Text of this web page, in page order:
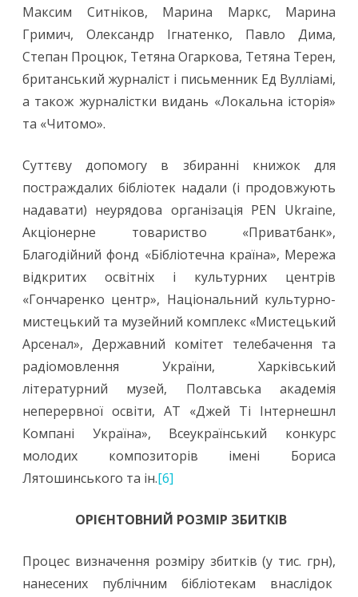
Максим Ситніков, Марина Маркс, Марина
Гримич, Олександр Ігнатенко, Павло Дима,
Степан Процюк, Тетяна Огаркова, Тетяна Терен,
британський журналіст і письменник Ед Вулліамі,
а також журналістки видань «Локальна історія»
та «Читомо».
Суттєву допомогу в збиранні книжок для
постраждалих бібліотек надали (і продовжують
надавати) неурядова організація PEN Ukraine,
Акціонерне товариство «Приватбанк»,
Благодійний фонд «Бібліотечна країна», Мережа
відкритих освітніх і культурних центрів
«Гончаренко центр», Національний культурно-
мистецький та музейний комплекс «Мистецький
Арсенал», Державний комітет телебачення та
радіомовлення України, Харківський
літературний музей, Полтавська академія
неперервної освіти, АТ «Джей Ті Інтернешнл
Компані Україна», Всеукраїнський конкурс
молодих композиторів імені Бориса
Лятошинського та ін.[6]
ОРІЄНТОВНИЙ РОЗМІР ЗБИТКІВ
Процес визначення розміру збитків (у тис. грн),
нанесених публічним бібліотекам внаслідок